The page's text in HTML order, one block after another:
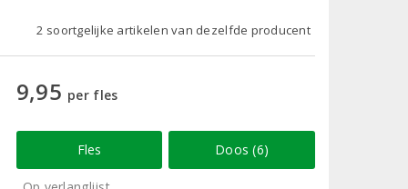
2 soortgelijke artikelen van dezelfde producent
9,95 per fles
Fles Doos (6)